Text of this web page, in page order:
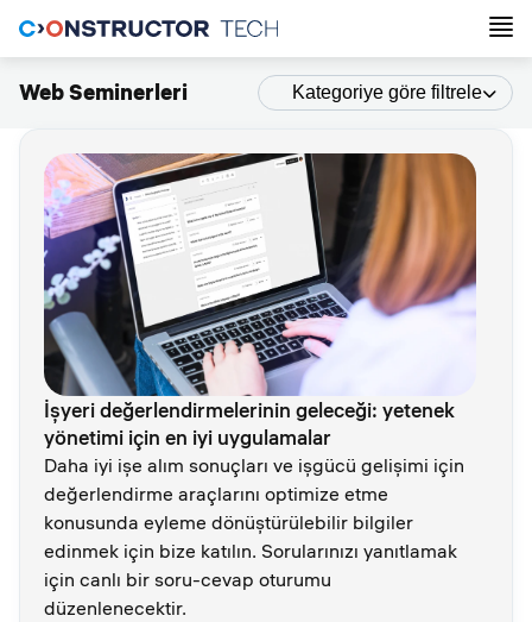
Web Seminerleri Kategoriye göre filtrele
İşyeri değerlendirmelerinin geleceği: yetenek
yönetimi için en iyi uygulamalar
Daha iyi işe alım sonuçları ve işgücü gelişimi için
değerlendirme araçlarını optimize etme
konusunda eyleme dönüştürülebilir bilgiler
edinmek için bize katılın. Sorularınızı yanıtlamak
için canlı bir soru-cevap oturumu
düzenlenecektir.